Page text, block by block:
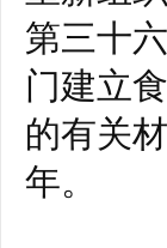
第三十
门建立
的有关
年。